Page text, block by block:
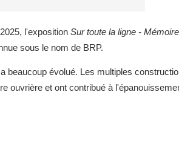
l'exposition Sur toute la ligne -
sous le nom de BRP.
beaucoup évolué. Les multiples
ouvrière et ont contribué à